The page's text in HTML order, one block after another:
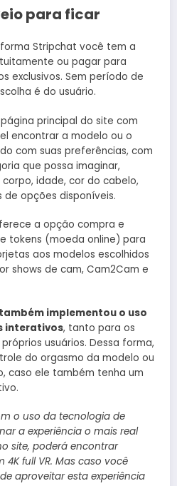
para ficar
Stripchat você tem a
ou pagar para
exclusivos. Sem período de
é do usuário.
principal do site com
encontrar a modelo ou o
com suas preferências, com
que possa imaginar,
idade, cor do cabelo,
opções disponíveis.
a opção compra e
tokens (moeda online) para
aos modelos escolhidos
shows de cam, Cam2Cam e
implementou o uso
interativos, tanto para os
usuários. Dessa forma,
do orgasmo da modelo ou
caso ele também tenha um
o uso da tecnologia de
a experiência o mais real
site, poderá encontrar
full VR. Mas caso você
aproveitar esta experiência